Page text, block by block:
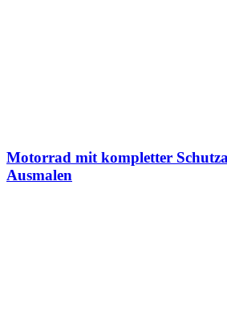
Motorrad mit kompletter
Ausmalen